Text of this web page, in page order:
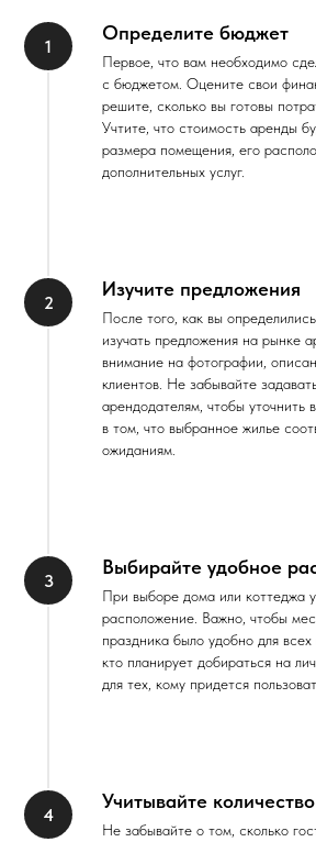
Определите бюджет
Первое, что вам необходимо
с бюджетом. Оцените свои
решите, сколько вы готовы
Учтите, что стоимость аренды
размера помещения, его
дополнительных услуг.
Изучите предложения
После того, как вы
изучать предложения на рынке
внимание на фотографии,
клиентов. Не забывайте
арендодателям, чтобы уточнить
в том, что выбранное жилье
ожиданиям.
Выбирайте удобное
При выборе дома или коттеджа
расположение. Важно, чтобы
праздника было удобно для всех
кто планирует добираться на
для тех, кому придется
Учитывайте
Не забывайте о том, сколько